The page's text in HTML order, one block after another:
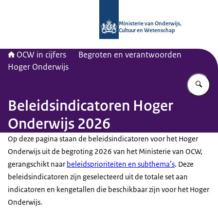
Ministerie van Onderwijs,
Cultuur en Wetenschap
OCW in cijfers
Begroten en verantwoorden
Hoger Onderwijs
Beleidsindicatoren Hoger
Onderwijs 2026
Op deze pagina staan de beleidsindicatoren voor het Hoger
Onderwijs uit de begroting 2026 van het Ministerie van OCW,
gerangschikt naar beleidsprioriteiten en subthema’s. Deze
beleidsindicatoren zijn geselecteerd uit de totale set aan
indicatoren en kengetallen die beschikbaar zijn voor het Hoger
Onderwijs.